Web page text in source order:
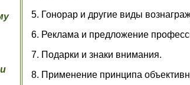
5. Гонорар и другие виды
6. Реклама и предложение
7. Подарки и знаки внимания.
8. Применение принципа